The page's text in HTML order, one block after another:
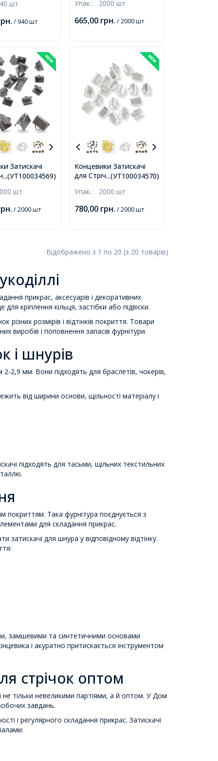
шт
/ 940 шт
Упак.: 2000 шт
665,00 грн. / 2000 шт
...(УТ100034569)
Затискачі
Залізні,
2мм,
шт
/ 2000 шт
...(УТ100034570)
Концевики Затискачі
для Стрічки Залізні,
2мм,
Упак.: 2000 шт
780,00 грн. / 2000 шт
Відображено з 1 по 20 (з 20 товарів)
прикрас, аксесуарів і декоративних
кріплення кільця, застібки або підвіски.
різних розмірів і відтінків покриття. Товари
виробів і поповнення запасів фурнітури.
і шнурів
2,9 мм. Вони підходять для браслетів, чокерів,
від ширини основи, щільності матеріалу і
підходять для тасьми, щільних текстильних
покриттям. Така фурнітура поєднується з
для складання прикрас.
для шнура у відповідному відтінку.
замшевими та синтетичними основами
і акуратно притискається інструментом
стрічок оптом
не тільки невеликими партіями, а й оптом. У Дом
завдань.
і регулярного складання прикрас. Затискачі